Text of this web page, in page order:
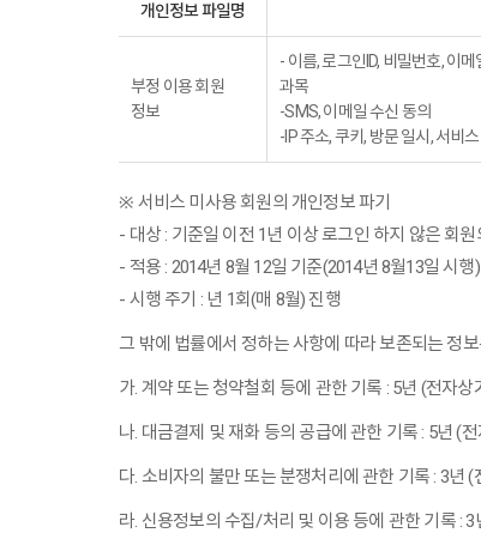
개인정보 파일명
부정 이용 회원
정보
- 이름, 로그인ID, 비밀번호, 이
과목
-SMS, 이메일 수신 동의
-IP 주소, 쿠키, 방문 일시, 서비
※ 서비스 미사용 회원의 개인정보 파기
- 대상 : 기준일 이전 1년 이상 로그인 하지 않은 회원
- 적용 : 2014년 8월 12일 기준(2014년 8월13일 시행)
- 시행 주기 : 년 1회(매 8월) 진행
그 밖에 법률에서 정하는 사항에 따라 보존되는 정
가. 계약 또는 청약철회 등에 관한 기록 : 5년 (전자
나. 대금결제 및 재화 등의 공급에 관한 기록 : 5년 (
다. 소비자의 불만 또는 분쟁처리에 관한 기록 : 3년
라. 신용정보의 수집/처리 및 이용 등에 관한 기록 :